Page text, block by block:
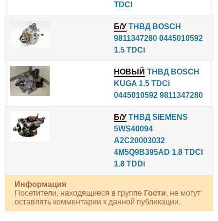
TDCI
Б/У ТНВД BOSCH
9811347280 0445010592
1.5 TDCi
НОВЫЙ ТНВД BOSCH
KUGA 1.5 TDCi
0445010592 9811347280
Б/У ТНВД SIEMENS
5WS40094
A2C20003032
4M5Q9B395AD 1.8 TDCI
1.8 TDDi
Информация
Посетители, находящиеся в группе Гости, не могут
оставлять комментарии к данной публикации.